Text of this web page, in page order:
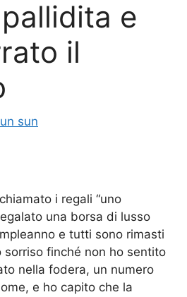
e
il
sun
i regali “uno
una borsa di lusso
e tutti sono rimasti
sorriso finché non ho sentito
nella fodera, un numero
e ho capito che la